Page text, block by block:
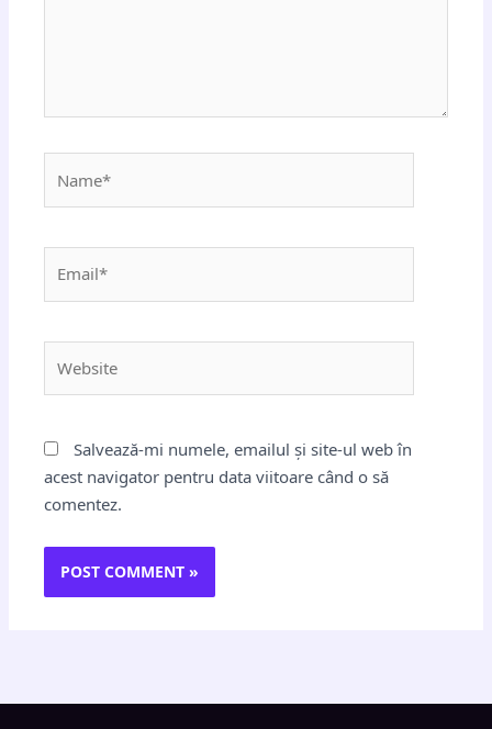
Salvează-mi numele, emailul și site-ul web în
acest navigator pentru data viitoare când o să
comentez.